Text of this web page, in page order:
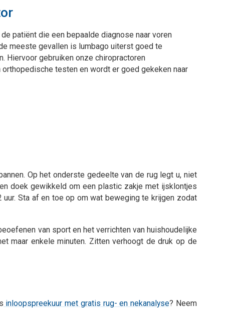
patiënt die een bepaalde diagnose naar voren
meeste gevallen is lumbago uiterst goed te
Hiervoor gebruiken onze chiropractoren
testen en wordt er goed gekeken naar
Op het onderste gedeelte van de rug legt u, niet
doek gewikkeld om een plastic zakje met ijsklontjes
Sta af en toe op om wat beweging te krijgen zodat
van sport en het verrichten van huishoudelijke
maar enkele minuten. Zitten verhoogt de druk op de
inloopspreekuur met gratis rug- en nekanalyse? Neem